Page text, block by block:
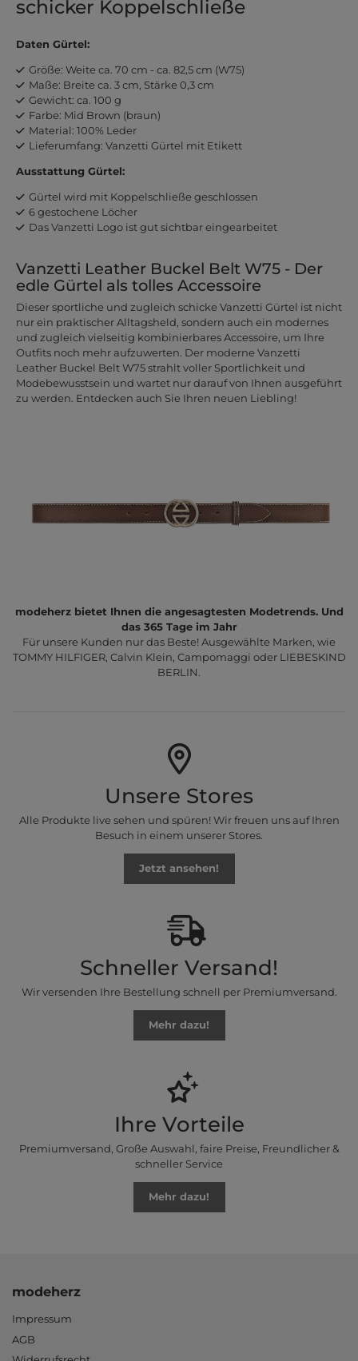
schicker Koppelschließe
Daten Gürtel:
Größe: Weite ca. 70 cm - ca. 82,5 cm (W75)
Maße: Breite ca. 3 cm, Stärke 0,3 cm
Gewicht: ca. 100 g
Farbe: Mid Brown (braun)
Material: 100% Leder
Lieferumfang: Vanzetti Gürtel mit Etikett
Ausstattung Gürtel:
Gürtel wird mit Koppelschließe geschlossen
6 gestochene Löcher
Das Vanzetti Logo ist gut sichtbar eingearbeitet
Vanzetti Leather Buckel Belt W75 - Der
edle Gürtel als tolles Accessoire
Dieser sportliche und zugleich schicke Vanzetti Gürtel ist nicht
nur ein praktischer Alltagsheld, sondern auch ein modernes
und zugleich vielseitig kombinierbares Accessoire, um Ihre
Outfits noch mehr aufzuwerten. Der moderne Vanzetti
Leather Buckel Belt W75 strahlt voller Sportlichkeit und
Modebewusstsein und wartet nur darauf von Ihnen ausgeführt
zu werden. Entdecken auch Sie Ihren neuen Liebling!
modeherz bietet Ihnen die angesagtesten Modetrends. Und
das 365 Tage im Jahr
Für unsere Kunden nur das Beste! Ausgewählte Marken, wie
TOMMY HILFIGER, Calvin Klein, Campomaggi oder LIEBESKIND
BERLIN.
Unsere Stores
Alle Produkte live sehen und spüren! Wir freuen uns auf Ihren
Besuch in einem unserer Stores.
Jetzt ansehen!
Schneller Versand!
Wir versenden Ihre Bestellung schnell per Premiumversand.
Mehr dazu!
Ihre Vorteile
Premiumversand, Große Auswahl, faire Preise, Freundlicher &
schneller Service
Mehr dazu!
modeherz
Impressum
AGB